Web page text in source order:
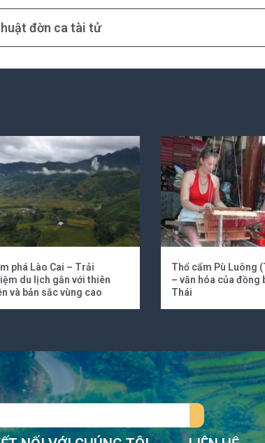
đờn ca tài tử
phá Lào Cai – Trải
du lịch gắn với thiên
và bản sắc vùng cao
Thổ cẩm Pù Luông
– văn hóa của đồng
Thái